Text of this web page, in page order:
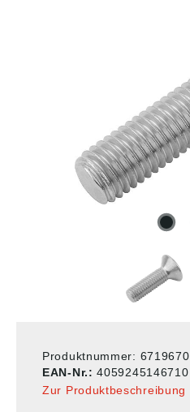
Produktnummer: 6719670
EAN-Nr.:4059245146710
Zur Produktbeschreibung